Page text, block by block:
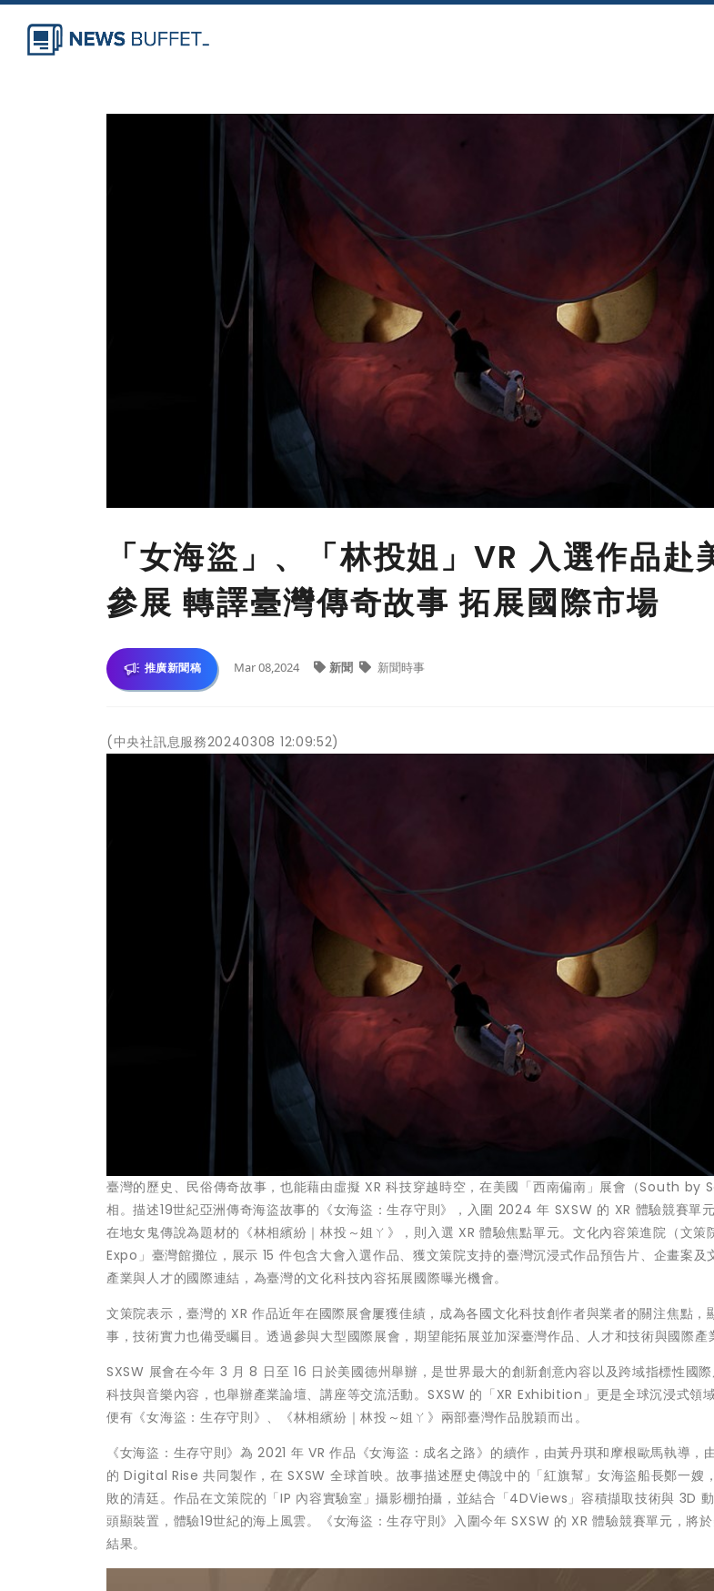
「女海盜」、「林投姐」VR 入選作品赴
參展 轉譯臺灣傳奇故事 拓展國際市場
推廣新聞稿 Mar 08,2024 新聞 新聞時事
(中央社訊息服務20240308 12:09:52)
臺灣的歷史、民俗傳奇故事，也能藉由虛擬 XR 科技穿越時空，在美國「西南偏南」展會（South by
相。描述19世紀亞洲傳奇海盜故事的《女海盜：生存守則》，入圍 2024 年 SXSW 的 XR 體驗競賽單
在地女鬼傳說為題材的《林相繽紛｜林投～姐ㄚ》，則入選 XR 體驗焦點單元。文化內容策進院（文策
Expo」臺灣館攤位，展示 15 件包含大會入選作品、獲文策院支持的臺灣沉浸式作品預告片、企畫案及
產業與人才的國際連結，為臺灣的文化科技內容拓展國際曝光機會。
文策院表示，臺灣的 XR 作品近年在國際展會屢獲佳績，成為各國文化科技創作者與業者的關注焦點，
事，技術實力也備受矚目。透過參與大型國際展會，期望能拓展並加深臺灣作品、人才和技術與國際產
SXSW 展會在今年 3 月 8 日至 16 日於美國德州舉辦，是世界最大的創新創意內容以及跨域指標性國
科技與音樂內容，也舉辦產業論壇、講座等交流活動。SXSW 的「XR Exhibition」更是全球沉浸式領
便有《女海盜：生存守則》、《林相繽紛｜林投～姐ㄚ》兩部臺灣作品脫穎而出。
《女海盜：生存守則》為 2021 年 VR 作品《女海盜：成名之路》的續作，由黃丹琪和摩根歐馬執導，
的 Digital Rise 共同製作，在 SXSW 全球首映。故事描述歷史傳說中的「紅旗幫」女海盜船長鄭一嫂
敗的清廷。作品在文策院的「IP 內容實驗室」攝影棚拍攝，並結合「4DViews」容積擷取技術與 3D
頭顯裝置，體驗19世紀的海上風雲。《女海盜：生存守則》入圍今年 SXSW 的 XR 體驗競賽單元，將
結果。